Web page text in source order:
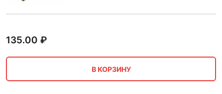
135.00 ₽
В КОРЗИНУ